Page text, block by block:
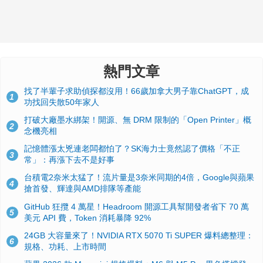
熱門文章
1
找了半輩子求助偵探都沒用！66歲加拿大男子靠ChatGPT，成
功找回失散50年家人
2
打破大廠墨水綁架！開源、無 DRM 限制的「Open Printer」概
念機亮相
3
記憶體漲太兇連老闆都怕了？SK海力士竟然認了價格「不正
常」：再漲下去不是好事
4
台積電2奈米太猛了！流片量是3奈米同期的4倍，Google與蘋果
搶首發、輝達與AMD排隊等產能
5
GitHub 狂攬 4 萬星！Headroom 開源工具幫開發者省下 70 萬
美元 API 費，Token 消耗暴降 92%
6
24GB 大容量來了！NVIDIA RTX 5070 Ti SUPER 爆料總整理：
規格、功耗、上市時間